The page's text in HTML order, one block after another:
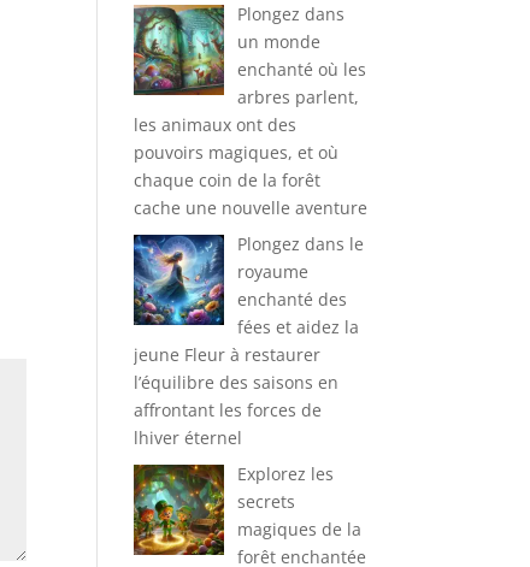
Plongez dans
un monde
enchanté où les
arbres parlent,
les animaux ont des
pouvoirs magiques, et où
chaque coin de la forêt
cache une nouvelle aventure
Plongez dans le
royaume
enchanté des
fées et aidez la
jeune Fleur à restaurer
l’équilibre des saisons en
affrontant les forces de
lhiver éternel
Explorez les
secrets
magiques de la
forêt enchantée